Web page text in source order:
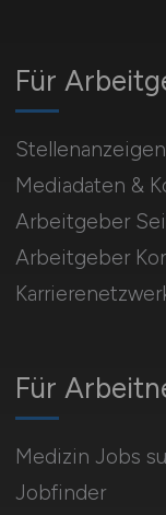
Für
Medizin Jobs
Jobfinder
Für
Mediadaten &
Arbeitgeber
Arbeitgeber